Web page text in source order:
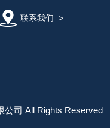
联系我们 >
公司 All Rights Reserved